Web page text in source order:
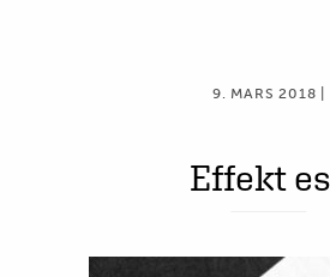
9. MARS 2018 |
Effekt